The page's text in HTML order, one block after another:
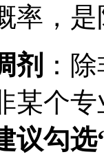
率，
剂 ：
某个
议勾